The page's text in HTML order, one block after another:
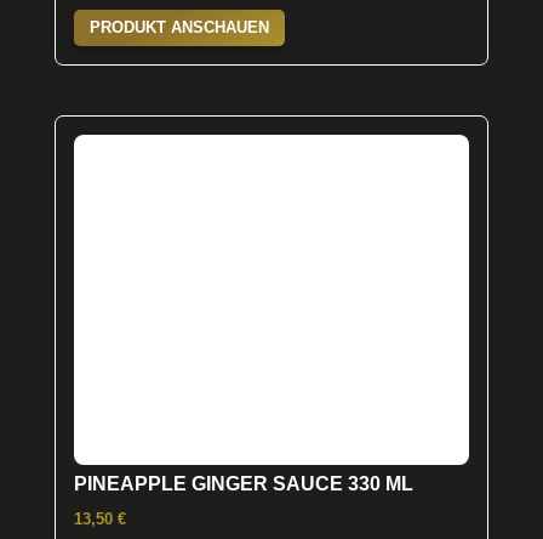
PRODUKT ANSCHAUEN
PINEAPPLE GINGER SAUCE 330 ML
13,50 €